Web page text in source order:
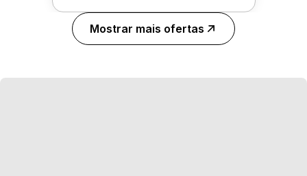
Mostrar mais ofertas